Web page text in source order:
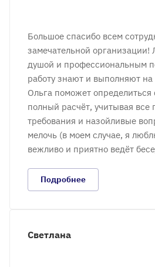
Большое спасибо всем
замечательной
душой и профессиональным
работу знают и выполняют
Ольга поможет
полный расчёт, учитывая все
требования и назойливые
мелочь (в моем случае, я
вежливо и приятно ведёт
Подробнее
Светлана